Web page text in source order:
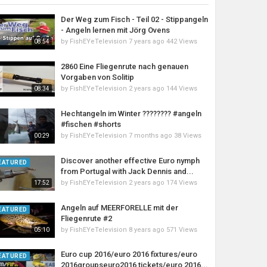
08:54
Der Weg zum Fisch - Teil 02 - Stippangeln
- Angeln lernen mit Jörg Ovens
by FishEYeTelevision 7 years ago 442 Views
08:34
2860 Eine Fliegenrute nach genauen
Vorgaben von Solitip
by FishEYeTelevision 2 years ago 144 Views
00:29
Hechtangeln im Winter ???????? #angeln
#fischen #shorts
by FishEYeTelevision 7 months ago 38 Views
17:52
Discover another effective Euro nymph
from Portugal with Jack Dennis and...
by FishEYeTelevision 2 years ago 174 Views
05:10
Angeln auf MEERFORELLE mit der
Fliegenrute #2
by FishEYeTelevision 8 years ago 571 Views
Euro cup 2016/euro 2016 fixtures/euro
2016groupseuro2016 tickets/euro 2016...